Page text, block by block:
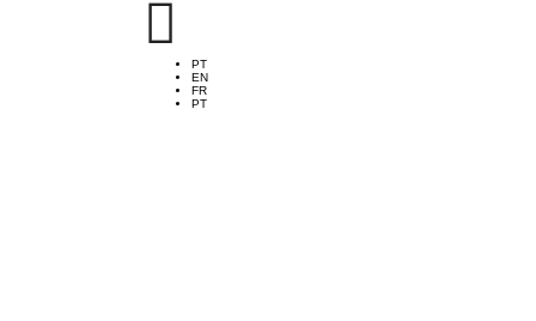

PT
EN
FR
PT